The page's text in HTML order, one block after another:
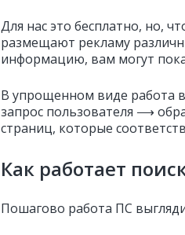
Для нас это бесплатно, но,
размещают рекламу
информацию, вам могут
В упрощенном виде работа
запрос пользователя ⟶
страниц, которые
Как работает
Пошагово работа ПС